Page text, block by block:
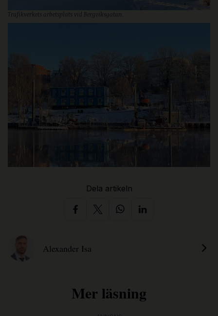
Trafikverkets arbetsplats vid Bergviksgatan.
Dela artikeln
Alexander Isa
Mer läsning